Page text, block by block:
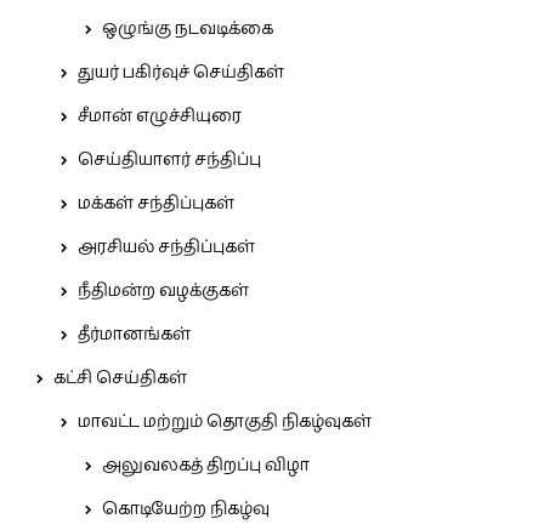
ஒழுங்கு நடவடிக்கை
துயர் பகிர்வுச் செய்திகள்
சீமான் எழுச்சியுரை
செய்தியாளர் சந்திப்பு
மக்கள் சந்திப்புகள்
அரசியல் சந்திப்புகள்
நீதிமன்ற வழக்குகள்
தீர்மானங்கள்
கட்சி செய்திகள்
மாவட்ட மற்றும் தொகுதி நிகழ்வுகள்
அலுவலகத் திறப்பு விழா
கொடியேற்ற நிகழ்வு